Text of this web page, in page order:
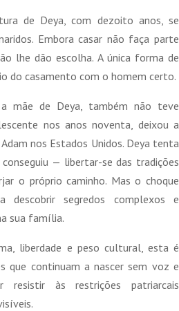
de Deya, com dezoito anos, se
Embora casar não faça parte
lhe dão escolha. A única forma de
do casamento com o homem certo.
mãe de Deya, também não teve
nos anos noventa, deixou a
nos Estados Unidos. Deya tenta
— libertar-se das tradições
o próprio caminho. Mas o choque
segredos complexos e
sua família.
liberdade e peso cultural, esta é
que continuam a nascer sem voz e
resistir às restrições patriarcais